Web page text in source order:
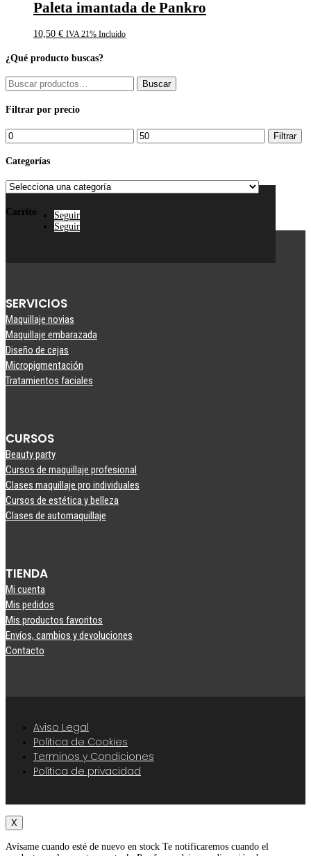
Paleta imantada de Pankro
10,50 € IVA 21% Incluido
¿Qué producto buscas?
Buscar
por:
Buscar
Filtrar por precio
Precio
mínimo
Precio
máximo
Filtrar
Categorías
Carrito
Seguir
Seguir
SERVICIOS
Maquillaje novias
Maquillaje embarazada
Diseño de cejas
Micropigmentación
Tratamientos faciales
CURSOS
Beauty party
Cursos de maquillaje profesional
Clases maquillaje pro individuales
Cursos de estética y belleza
Clases de automaquillaje
TIENDA
Mi cuenta
Mis pedidos
Mis productos favoritos
Envíos, cambios y devoluciones
Contacto
Aviso Legal
Política de Cookies
Terminos y Condiciones
Política de privacidad
X
Avísame cuando esté de nuevo en stock Te notificaremos cuando el